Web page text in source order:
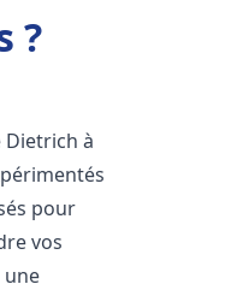
?
à
pour
vos
une